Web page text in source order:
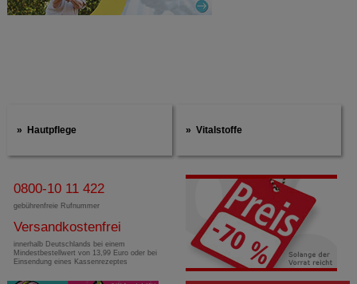
Hautpflege Vitalstoffe
0800-10 11 422
gebührenfreie Rufnummer
Versandkostenfrei
innerhalb Deutschlands bei einem
Mindestbestellwert von 13,99 Euro oder bei
Einsendung eines Kassenrezeptes